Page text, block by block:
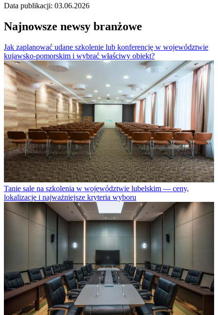
Data publikacji: 03.06.2026
Najnowsze newsy branżowe
Jak zaplanować udane szkolenie lub konferencję w województwie
kujawsko-pomorskim i wybrać właściwy obiekt?
Tanie sale na szkolenia w województwie lubelskim — ceny,
lokalizacje i najważniejsze kryteria wyboru